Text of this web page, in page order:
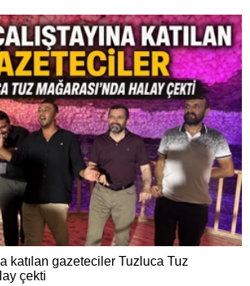
katılan gazeteciler Tuzluca Tuz
çekti